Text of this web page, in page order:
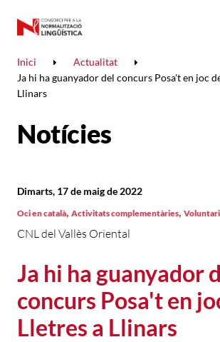
Inici
Actualitat
Ja hi ha guanyador del concurs Posa't en joc
Llinars
Notícies
Ja hi ha guanyador
concurs Posa't en
Lletres a Llinars
CNL del Vallès Oriental
Dimarts, 17 de maig de 2022
Oci en català, Activitats complementàries,